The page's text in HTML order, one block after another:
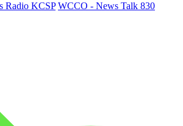
Radio KCSP WCCO - News Talk 830